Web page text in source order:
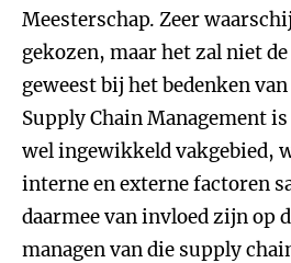
Meesterschap. Zeer
gekozen, maar het zal niet
geweest bij het bedenken
Supply Chain Management
wel ingewikkeld vakgebied,
interne en externe factoren
daarmee van invloed zijn op
managen van die supply